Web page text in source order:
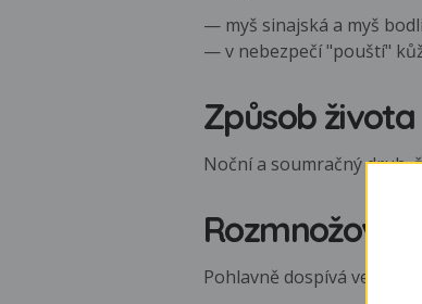
— myš sinajská a myš
— v nebezpečí "pouští"
Způsob života
Noční a soumračný druh,
Rozmnožování
Pohlavně dospívá ve dvou